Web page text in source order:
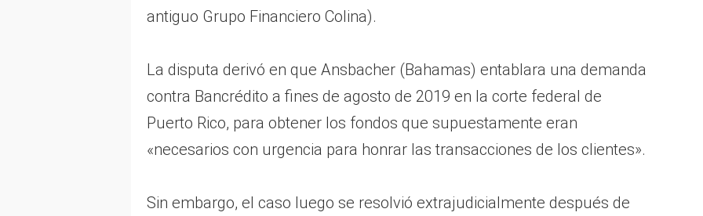
antiguo Grupo Financiero Colina).
La disputa derivó en que Ansbacher (Bahamas) entablara una demanda
contra Bancrédito a fines de agosto de 2019 en la corte federal de
Puerto Rico, para obtener los fondos que supuestamente eran
«necesarios con urgencia para honrar las transacciones de los clientes».
Sin embargo, el caso luego se resolvió extrajudicialmente después de